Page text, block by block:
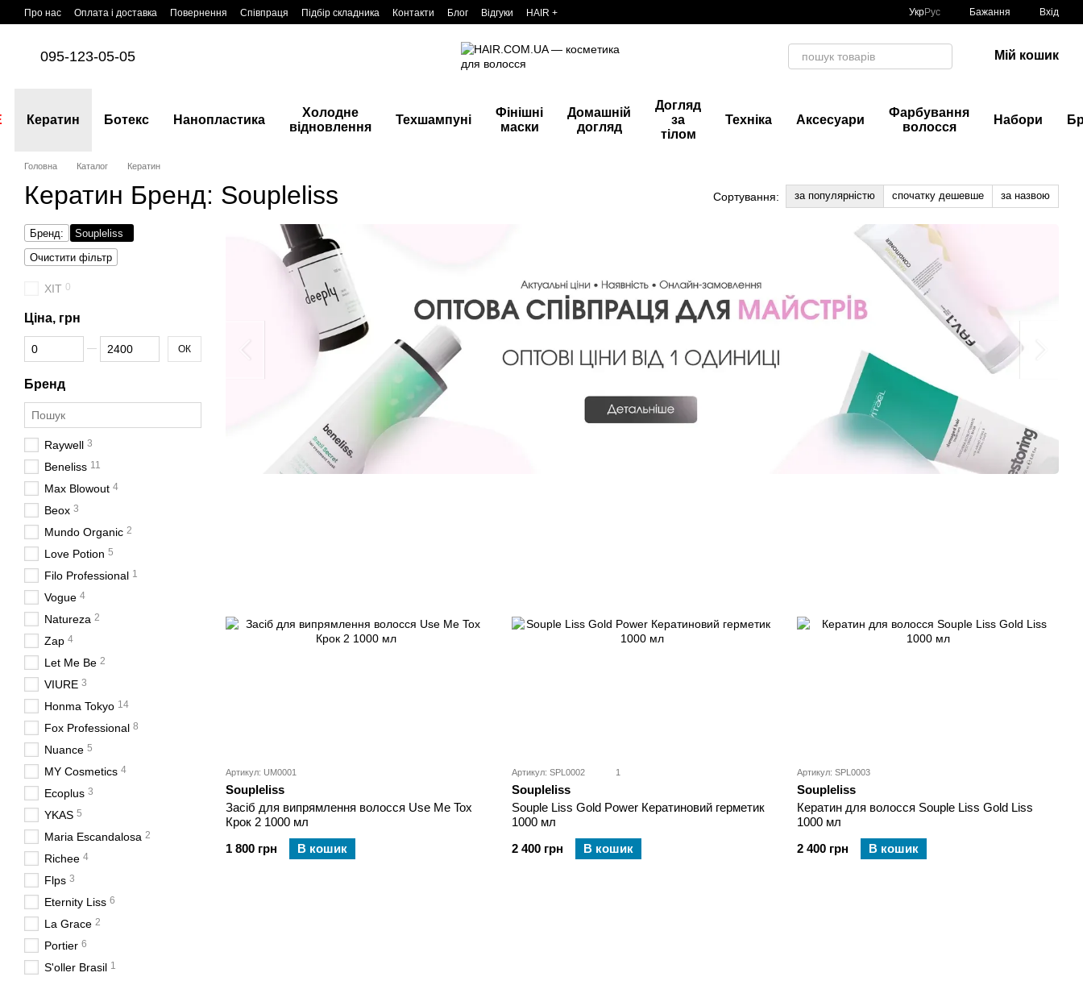
Перейти до основного контенту
Про нас Оплата і доставка Повернення Співпраця Підбір складника Контакти Блог Відгуки HAIR + УкрРус Бажання Вхід
095-123-05-05 Мій кошик
Кератин Ботекс Нанопластика
Холодне
відновлення
Техшампуні
Фінішні
маски
Домашній
догляд
Догляд
за
тілом
Техніка Аксесуари
Фарбування
волосся
Набори
Головна Каталог Кератин
Кератин Бренд: Soupleliss Сортування: за популярністю спочатку дешевше за назвою
Артикул: UM0001
Soupleliss
Засіб для випрямлення волосся Use Me Tox
Крок 2 1000 мл
1 800 грн
В кошик
Артикул: SPL0002 1
Soupleliss
Souple Liss Gold Power Кератиновий герметик
1000 мл
2 400 грн
В кошик
Артикул: SPL0003
Soupleliss
Кератин для волосся Souple Liss Gold Liss
1000 мл
2 400 грн
В кошик
Бренд:
Soupleliss
Очистити фільтр
ХІТ 0
Ціна, грн
Від Ціна, грн
До Ціна, грн ОК
Бренд
Raywell 3
Beneliss 11
Max Blowout 4
Beox 3
Mundo Organic 2
Love Potion 5
Filo Professional 1
Vogue 4
Natureza 2
Zap 4
Let Me Be 2
VIURE 3
Honma Tokyo 14
Fox Professional 8
Nuance 5
MY Cosmetics 4
Ecoplus 3
YKAS 5
Maria Escandalosa 2
Richee 4
Flps 3
Eternity Liss 6
La Grace 2
Portier 6
S'oller Brasil 1